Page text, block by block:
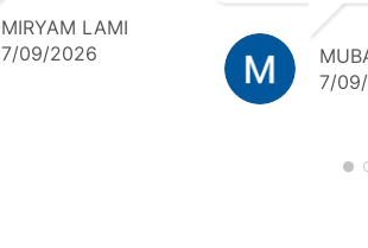
MIRYAM LAMI
7/09/2026
freuen uns
gemeinsame
Transporte.
7/